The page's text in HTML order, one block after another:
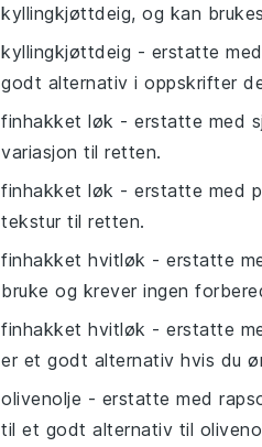
kyllingkjøttdeig, og kan
kyllingkjøttdeig - erstatte med
godt alternativ i oppskrifter
finhakket løk - erstatte med
variasjon til retten.
finhakket løk - erstatte med
tekstur til retten.
finhakket hvitløk - erstatte
bruke og krever ingen
finhakket hvitløk - erstatte
er et godt alternativ hvis du
olivenolje - erstatte med
til et godt alternativ til